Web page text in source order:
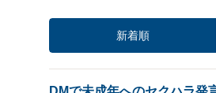
新着順